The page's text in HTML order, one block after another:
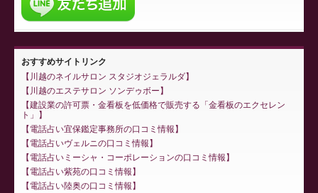
おすすめサイトリンク
川越のネイルサロン スタジオジェラルダ
川越のエステサロン ソンデゥボー
建設業の許可票・金看板を低価格で販売する「金看板のエクセレン
ト」
電話占い宜保鑑定事務所の口コミ情報
電話占いヴェルニの口コミ情報
電話占いミーシャ・コーポレーションの口コミ情報
電話占い紫苑の口コミ情報
電話占い陸奥の口コミ情報